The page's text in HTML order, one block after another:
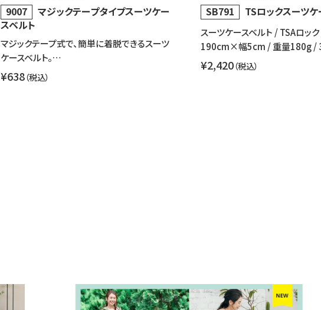
9007
マジックテープタイプスーツケー
スベルト
マジックテープ式で、簡単に着脱できるスーツ
ケースベルト。…
¥638（税込）
SB791 TSロックスーツケ
スーツケースベルト / TSAロッ
190cm×幅5cm / 重量180g /
¥2,420（税込）